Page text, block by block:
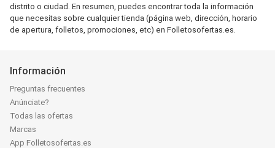
distrito o ciudad. En resumen, puedes encontrar toda la información
que necesitas sobre cualquier tienda (página web, dirección, horario
de apertura, folletos, promociones, etc) en Folletosofertas.es.
Información
Preguntas frecuentes
Anúnciate?
Todas las ofertas
Marcas
App Folletosofertas.es